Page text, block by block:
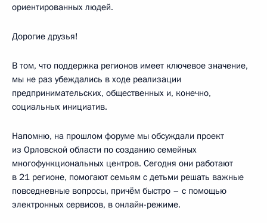
ориентированных людей.
Дорогие друзья!
В том, что поддержка регионов имеет ключевое значение,
мы не раз убеждались в ходе реализации
предпринимательских, общественных и, конечно,
социальных инициатив.
Напомню, на прошлом форуме мы обсуждали проект
из Орловской области по созданию семейных
многофункциональных центров. Сегодня они работают
в 21 регионе, помогают семьям с детьми решать важные
повседневные вопросы, причём быстро – с помощью
электронных сервисов, в онлайн-режиме.